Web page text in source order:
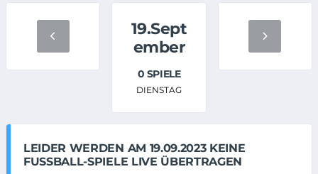
19.Sept
ember
0 SPIELE
DIENSTAG
LEIDER WERDEN AM 19.09.2023 KEINE
FUSSBALL-SPIELE LIVE ÜBERTRAGEN